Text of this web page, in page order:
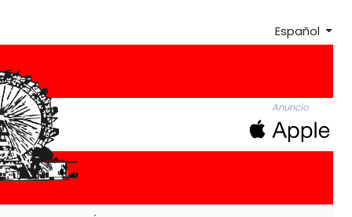
Español
Anuncio